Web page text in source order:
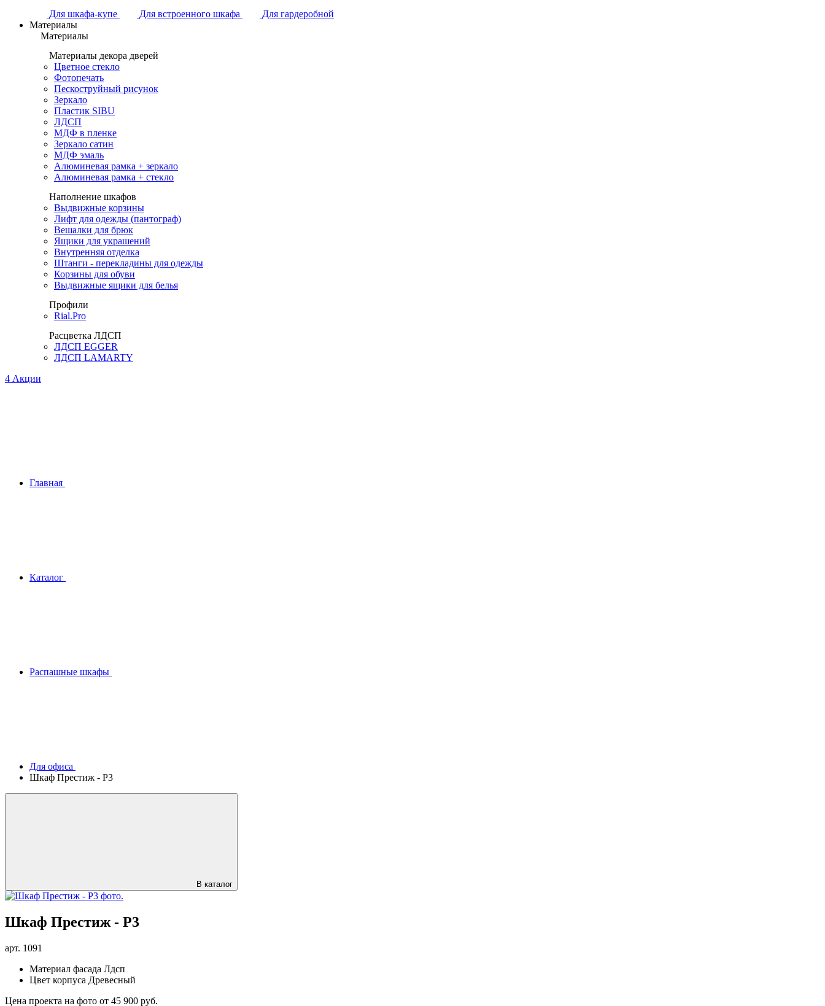
Для шкафа-купе
Для встроенного шкафа
Для гардеробной
Материалы
Материалы
Материалы декора дверей
Цветное стекло
Фотопечать
Пескоструйный рисунок
Зеркало
Пластик SIBU
ЛДСП
МДФ в пленке
Зеркало сатин
МДФ эмаль
Алюминевая рамка + зеркало
Алюминевая рамка + стекло
Наполнение шкафов
Выдвижные корзины
Лифт для одежды (пантограф)
Вешалки для брюк
Ящики для украшений
Внутренняя отделка
Штанги - перекладины для одежды
Корзины для обуви
Выдвижные ящики для белья
Профили
Rial.Pro
Расцветка ЛДСП
ЛДСП EGGER
ЛДСП LAMARTY
4 Акции
Главная
Каталог
Распашные шкафы
Для офиса
Шкаф Престиж - Р3
В каталог
Шкаф Престиж - Р3
арт. 1091
Материал фасада Лдсп
Цвет корпуса Древесный
Цена проекта на фото от 45 900 руб.